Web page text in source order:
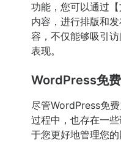
功能，您可以通过
内容，进行排版和
容，不仅能够吸引
表现。
WordPress免
尽管WordPress免
过程中，也存在一
于您更好地管理您的